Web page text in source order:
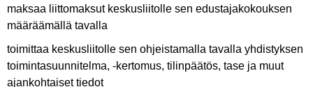
maksaa liittomaksut keskusliitolle sen edustajakokouksen
määräämällä tavalla
toimittaa keskusliitolle sen ohjeistamalla tavalla yhdistyksen
toimintasuunnitelma, -kertomus, tilinpäätös, tase ja muut
ajankohtaiset tiedot